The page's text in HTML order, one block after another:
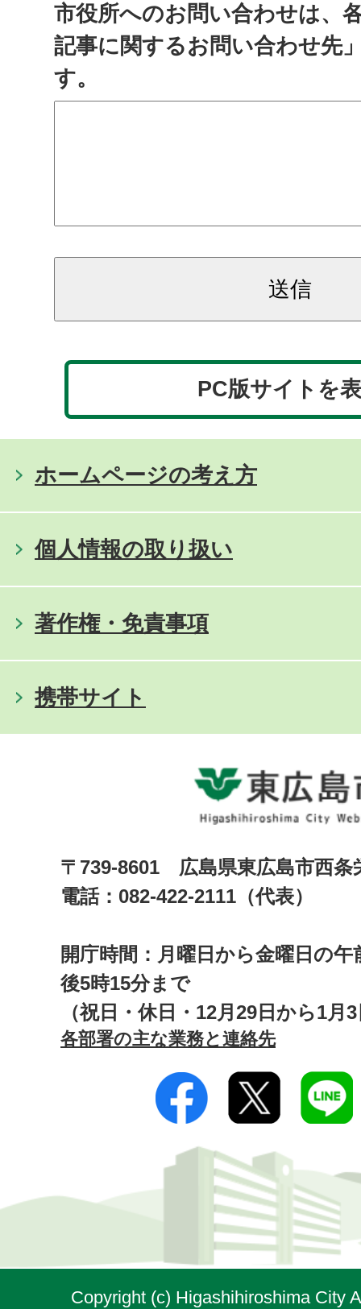
市役所へのお問い合わせは、
記事に関するお問い合わせ先
す。
PC版サイトを
ホームページの考え方
個人情報の取り扱い
著作権・免責事項
携帯サイト
〒739-8601 広島県東広島市西
電話：082-422-2111（代表）
開庁時間：月曜日から金曜日の午
後5時15分まで
（祝日・休日・12月29日から1月
各部署の主な業務と連絡先
Copyright (c) Higashihiroshima City